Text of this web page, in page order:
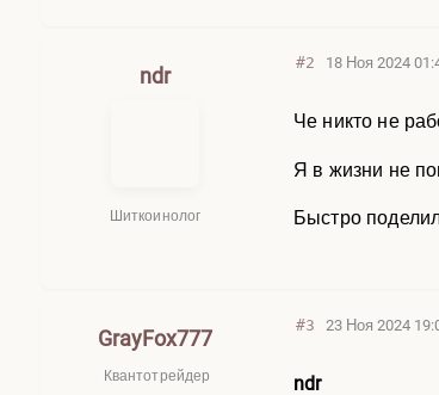
ndr
Шиткоинолог
#2 18 Ноя 2024
Че никто не
Я в жизни не
Быстро
GrayFox777
Квантотрейдер
#3 23 Ноя 2024
ndr